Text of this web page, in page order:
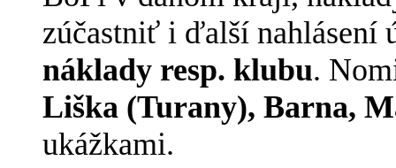
zúčastniť i ďalší
náklady resp. klubu.
Liška (Turany), Barna,
ukážkami.